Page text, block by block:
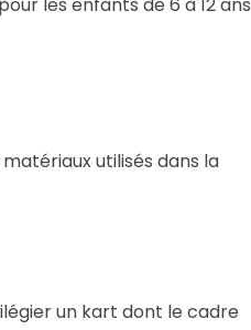
utilisés dans la
un kart dont le cadre